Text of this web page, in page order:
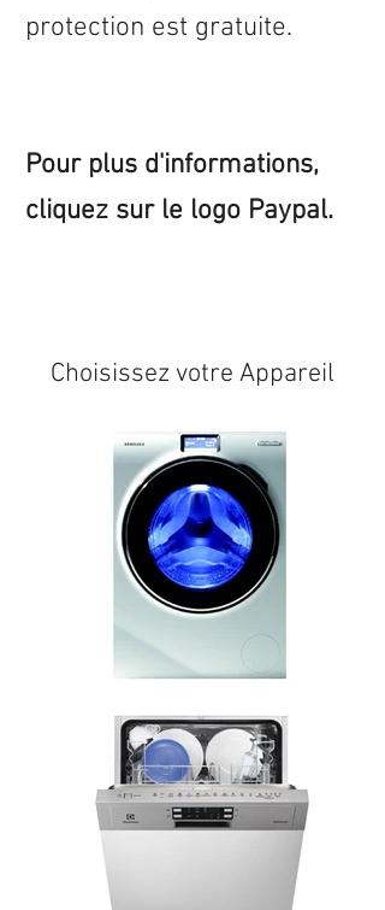
protection est gratuite.
Pour plus d'informations,
cliquez sur le logo Paypal.
Choisissez votre Appareil